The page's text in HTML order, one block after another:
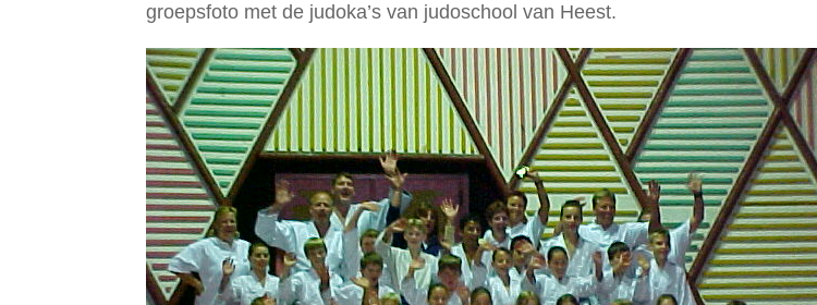
groepsfoto met de judoka’s van judoschool van Heest.